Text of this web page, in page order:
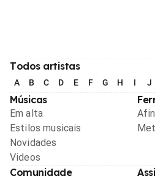
Todos artistas
A B C D E F G H I J
Músicas
Em alta
Estilos musicais
Novidades
Videos
Comunidade